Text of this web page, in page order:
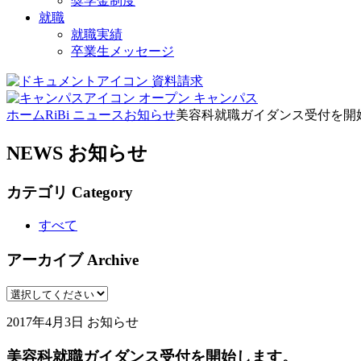
就職
就職実績
卒業生メッセージ
資料請求
オープン キャンパス
ホームRiBi ニュースお知らせ美容科就職ガイダンス受付を開
NEWS お知らせ
カテゴリ Category
すべて
アーカイブ Archive
2017年4月3日 お知らせ
美容科就職ガイダンス受付を開始します。